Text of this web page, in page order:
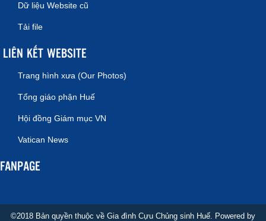
Dữ liệu Website cũ
Tải file
LIÊN KẾT WEBSITE
Trang hình xưa (Our Photos)
Tổng giáo phận Huế
Hội đồng Giám mục VN
Vatican News
FANPAGE
©2018 Bản quyền thuộc về Gia đình Cựu Chủng sinh Huế. Powered by